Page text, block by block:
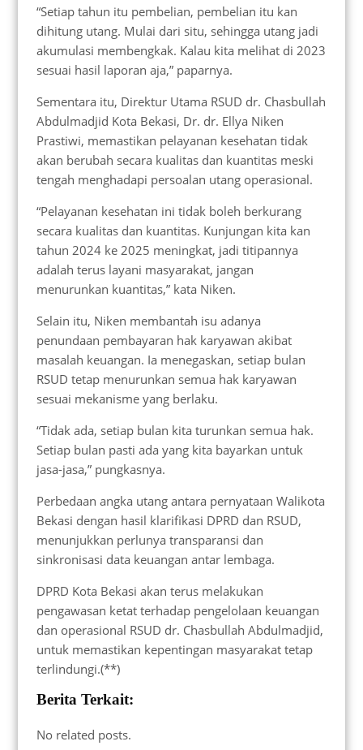
“Setiap tahun itu pembelian, pembelian itu kan
dihitung utang. Mulai dari situ, sehingga utang jadi
akumulasi membengkak. Kalau kita melihat di 2023
sesuai hasil laporan aja,” paparnya.
Sementara itu, Direktur Utama RSUD dr. Chasbullah
Abdulmadjid Kota Bekasi, Dr. dr. Ellya Niken
Prastiwi, memastikan pelayanan kesehatan tidak
akan berubah secara kualitas dan kuantitas meski
tengah menghadapi persoalan utang operasional.
“Pelayanan kesehatan ini tidak boleh berkurang
secara kualitas dan kuantitas. Kunjungan kita kan
tahun 2024 ke 2025 meningkat, jadi titipannya
adalah terus layani masyarakat, jangan
menurunkan kuantitas,” kata Niken.
Selain itu, Niken membantah isu adanya
penundaan pembayaran hak karyawan akibat
masalah keuangan. Ia menegaskan, setiap bulan
RSUD tetap menurunkan semua hak karyawan
sesuai mekanisme yang berlaku.
“Tidak ada, setiap bulan kita turunkan semua hak.
Setiap bulan pasti ada yang kita bayarkan untuk
jasa-jasa,” pungkasnya.
Perbedaan angka utang antara pernyataan Walikota
Bekasi dengan hasil klarifikasi DPRD dan RSUD,
menunjukkan perlunya transparansi dan
sinkronisasi data keuangan antar lembaga.
DPRD Kota Bekasi akan terus melakukan
pengawasan ketat terhadap pengelolaan keuangan
dan operasional RSUD dr. Chasbullah Abdulmadjid,
untuk memastikan kepentingan masyarakat tetap
terlindungi.(**)
Berita Terkait:
No related posts.